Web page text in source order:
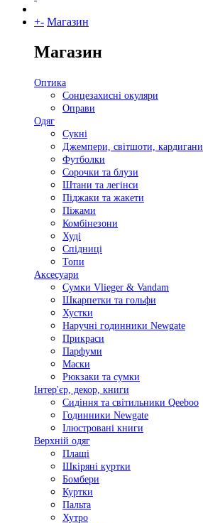
+- Магазин
Магазин
Оптика
Сонцезахисні окуляри
Оправи
Одяг
Сукні
Джемпери, світшоти, кардигани
Футболки
Сорочки та блузи
Штани та легінси
Піджаки та жакети
Піжами
Комбінезони
Худі
Спідниці
Топи
Аксесуари
Сумки Vlieger & Vandam
Шкарпетки та гольфи
Хустки
Наручні годинники Newgate
Прикраси
Парфуми
Маски
Рюкзаки та сумки
Інтер'єр, декор, книги
Сидіння та світильники Qeeboo
Годинники Newgate
Ілюстровані книги
Верхній одяг
Плащі
Шкіряні куртки
Бомбери
Куртки
Пальта
Хутро